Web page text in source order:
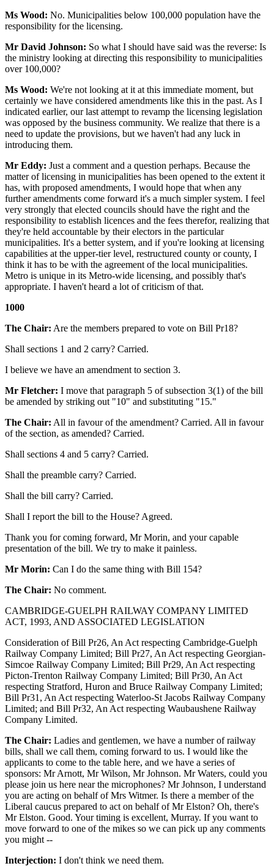
Ms Wood: No. Municipalities below 100,000 population have the
responsibility for the licensing.
Mr David Johnson: So what I should have said was the reverse: Is
the ministry looking at directing this responsibility to municipalities
over 100,000?
Ms Wood: We're not looking at it at this immediate moment, but
certainly we have considered amendments like this in the past. As I
indicated earlier, our last attempt to revamp the licensing legislation
was opposed by the business community. We realize that there is a
need to update the provisions, but we haven't had any luck in
introducing them.
Mr Eddy: Just a comment and a question perhaps. Because the
matter of licensing in municipalities has been opened to the extent it
has, with proposed amendments, I would hope that when any
further amendments come forward it's a much simpler system. I feel
very strongly that elected councils should have the right and the
responsibility to establish licences and the fees therefor, realizing that
they're held accountable by their electors in the particular
municipalities. It's a better system, and if you're looking at licensing
capabilities at the upper-tier level, restructured county or county, I
think it has to be with the agreement of the local municipalities.
Metro is unique in its Metro-wide licensing, and possibly that's
appropriate. I haven't heard a lot of criticism of that.
1000
The Chair: Are the members prepared to vote on Bill Pr18?
Shall sections 1 and 2 carry? Carried.
I believe we have an amendment to section 3.
Mr Fletcher: I move that paragraph 5 of subsection 3(1) of the bill
be amended by striking out "10" and substituting "15."
The Chair: All in favour of the amendment? Carried. All in favour
of the section, as amended? Carried.
Shall sections 4 and 5 carry? Carried.
Shall the preamble carry? Carried.
Shall the bill carry? Carried.
Shall I report the bill to the House? Agreed.
Thank you for coming forward, Mr Morin, and your capable
presentation of the bill. We try to make it painless.
Mr Morin: Can I do the same thing with Bill 154?
The Chair: No comment.
CAMBRIDGE-GUELPH RAILWAY COMPANY LIMITED
ACT, 1993, AND ASSOCIATED LEGISLATION
Consideration of Bill Pr26, An Act respecting Cambridge-Guelph
Railway Company Limited; Bill Pr27, An Act respecting Georgian-
Simcoe Railway Company Limited; Bill Pr29, An Act respecting
Picton-Trenton Railway Company Limited; Bill Pr30, An Act
respecting Stratford, Huron and Bruce Railway Company Limited;
Bill Pr31, An Act respecting Waterloo-St Jacobs Railway Company
Limited; and Bill Pr32, An Act respecting Waubaushene Railway
Company Limited.
The Chair: Ladies and gentlemen, we have a number of railway
bills, shall we call them, coming forward to us. I would like the
applicants to come to the table here, and we have a series of
sponsors: Mr Arnott, Mr Wilson, Mr Johnson. Mr Waters, could you
please join us here near the microphones? Mr Johnson, I understand
you are acting on behalf of Mrs Witmer. Is there a member of the
Liberal caucus prepared to act on behalf of Mr Elston? Oh, there's
Mr Elston. Good. Your timing is excellent, Murray. If you want to
move forward to one of the mikes so we can pick up any comments
you might --
Interjection: I don't think we need them.